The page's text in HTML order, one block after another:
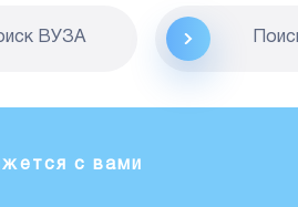
ВУЗА
с вами